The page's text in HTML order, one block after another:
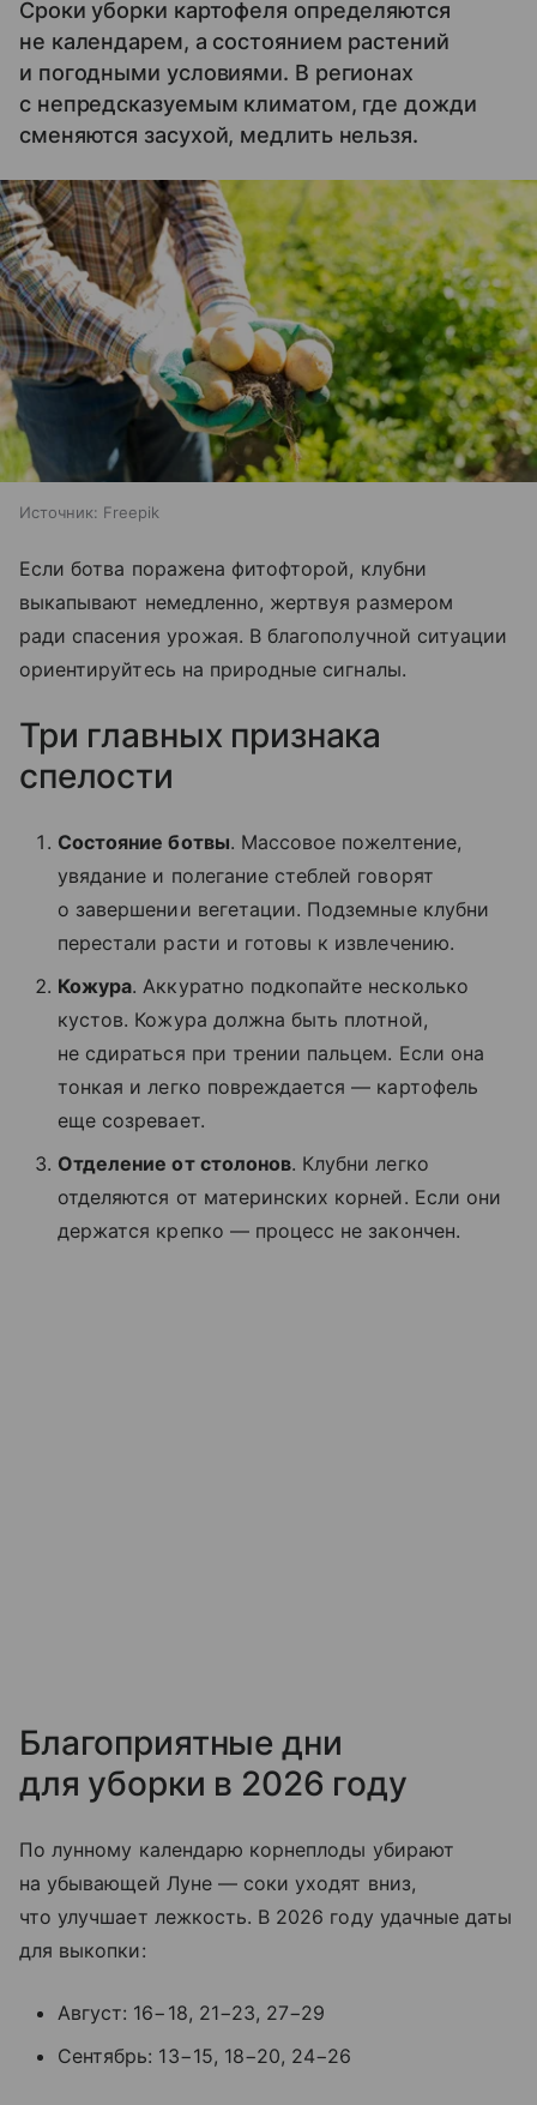
Сроки уборки картофеля определяются
не календарем, а состоянием растений
и погодными условиями. В регионах
с непредсказуемым климатом, где дожди
сменяются засухой, медлить нельзя.
Источник: Freepik
Если ботва поражена фитофторой, клубни
выкапывают немедленно, жертвуя размером
ради спасения урожая. В благополучной ситуации
ориентируйтесь на природные сигналы.
Три главных признака
спелости
Состояние ботвы. Массовое пожелтение,
увядание и полегание стеблей говорят
о завершении вегетации. Подземные клубни
перестали расти и готовы к извлечению.
Кожура. Аккуратно подкопайте несколько
кустов. Кожура должна быть плотной,
не сдираться при трении пальцем. Если она
тонкая и легко повреждается — картофель
еще созревает.
Отделение от столонов. Клубни легко
отделяются от материнских корней. Если они
держатся крепко — процесс не закончен.
Благоприятные дни
для уборки в 2026 году
По лунному календарю корнеплоды убирают
на убывающей Луне — соки уходят вниз,
что улучшает лежкость. В 2026 году удачные даты
для выкопки:
Август: 16−18, 21−23, 27−29
Сентябрь: 13−15, 18−20, 24−26